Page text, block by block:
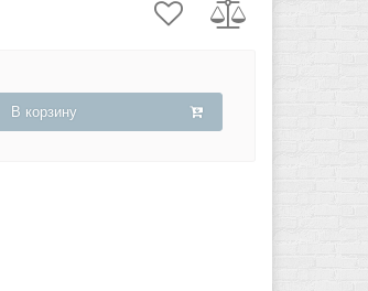
В корзину